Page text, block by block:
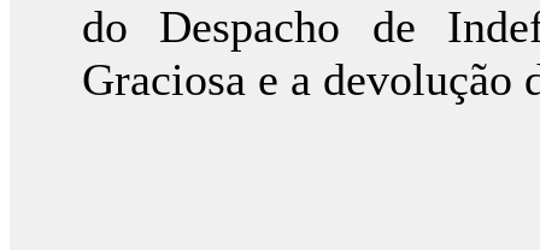
do Despacho de
Graciosa e a devolução